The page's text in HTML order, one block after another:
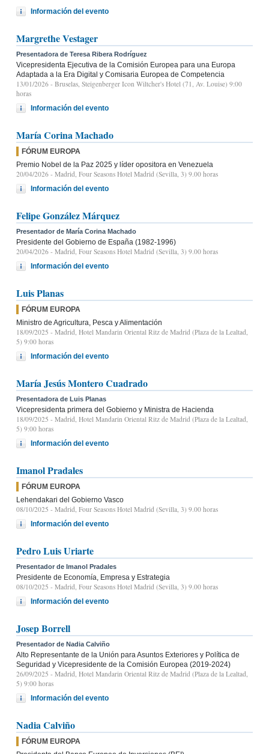
Información del evento
Margrethe Vestager
Presentadora de Teresa Ribera Rodríguez
Vicepresidenta Ejecutiva de la Comisión Europea para una Europa
Adaptada a la Era Digital y Comisaria Europea de Competencia
13/01/2026 - Bruselas, Steigenberger Icon Wiltcher's Hotel (71, Av. Louise) 9:00
horas
Información del evento
María Corina Machado
FÓRUM EUROPA
Premio Nobel de la Paz 2025 y líder opositora en Venezuela
20/04/2026 - Madrid, Four Seasons Hotel Madrid (Sevilla, 3) 9.00 horas
Información del evento
Felipe González Márquez
Presentador de María Corina Machado
Presidente del Gobierno de España (1982-1996)
20/04/2026 - Madrid, Four Seasons Hotel Madrid (Sevilla, 3) 9.00 horas
Información del evento
Luis Planas
FÓRUM EUROPA
Ministro de Agricultura, Pesca y Alimentación
18/09/2025 - Madrid, Hotel Mandarin Oriental Ritz de Madrid (Plaza de la Lealtad,
5) 9:00 horas
Información del evento
María Jesús Montero Cuadrado
Presentadora de Luis Planas
Vicepresidenta primera del Gobierno y Ministra de Hacienda
18/09/2025 - Madrid, Hotel Mandarin Oriental Ritz de Madrid (Plaza de la Lealtad,
5) 9:00 horas
Información del evento
Imanol Pradales
FÓRUM EUROPA
Lehendakari del Gobierno Vasco
08/10/2025 - Madrid, Four Seasons Hotel Madrid (Sevilla, 3) 9.00 horas
Información del evento
Pedro Luis Uriarte
Presentador de Imanol Pradales
Presidente de Economía, Empresa y Estrategia
08/10/2025 - Madrid, Four Seasons Hotel Madrid (Sevilla, 3) 9.00 horas
Información del evento
Josep Borrell
Presentador de Nadia Calviño
Alto Representante de la Unión para Asuntos Exteriores y Política de
Seguridad y Vicepresidente de la Comisión Europea (2019-2024)
26/09/2025 - Madrid, Hotel Mandarin Oriental Ritz de Madrid (Plaza de la Lealtad,
5) 9:00 horas
Información del evento
Nadia Calviño
FÓRUM EUROPA